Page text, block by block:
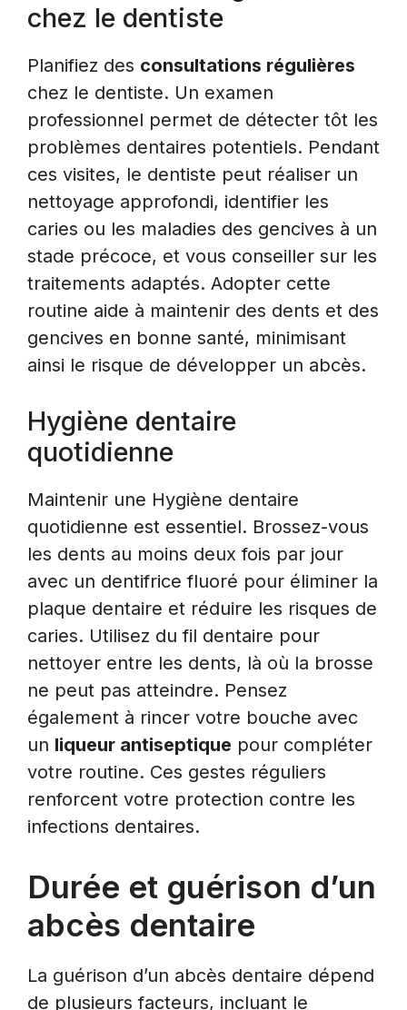
chez le dentiste
Planifiez des consultations régulières
chez le dentiste. Un examen
professionnel permet de détecter tôt les
problèmes dentaires potentiels. Pendant
ces visites, le dentiste peut réaliser un
nettoyage approfondi, identifier les
caries ou les maladies des gencives à un
stade précoce, et vous conseiller sur les
traitements adaptés. Adopter cette
routine aide à maintenir des dents et des
gencives en bonne santé, minimisant
ainsi le risque de développer un abcès.
Hygiène dentaire
quotidienne
Maintenir une Hygiène dentaire
quotidienne est essentiel. Brossez-vous
les dents au moins deux fois par jour
avec un dentifrice fluoré pour éliminer la
plaque dentaire et réduire les risques de
caries. Utilisez du fil dentaire pour
nettoyer entre les dents, là où la brosse
ne peut pas atteindre. Pensez
également à rincer votre bouche avec
un liqueur antiseptique pour compléter
votre routine. Ces gestes réguliers
renforcent votre protection contre les
infections dentaires.
Durée et guérison d’un
abcès dentaire
La guérison d’un abcès dentaire dépend
de plusieurs facteurs, incluant le